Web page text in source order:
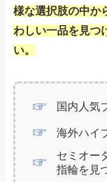
様な選択肢の中か
わしい一品を見つ
い。
国内人気
海外ハイ
セミオー
指輪を見